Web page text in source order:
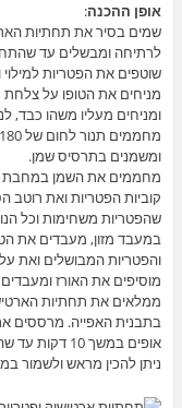
אופן ההכנה:
שמים בסיר את תחתיות
לרתיחה ומבשלים עד
שוטפים את הפטריות
מניחים את הטופו על צלחת
ומניחים מעליו משהו כבד,
ומשמנים בתרסיס שמן.
מחממים את השמן במחבת
קוביות הפטריות ואת רוטב
שהפטריות משחימות וכל
במעבד מזון, מעבדים את
והפטריות המבושלים ואת
מוסיפים את האורז
ממלאים את תחתיות
בתבנית האפייה. מרססים
אופים במשך 10 דקות עד שהממולאים משחימים. אוכלים חם.
ניתן להכין מראש ולשמור